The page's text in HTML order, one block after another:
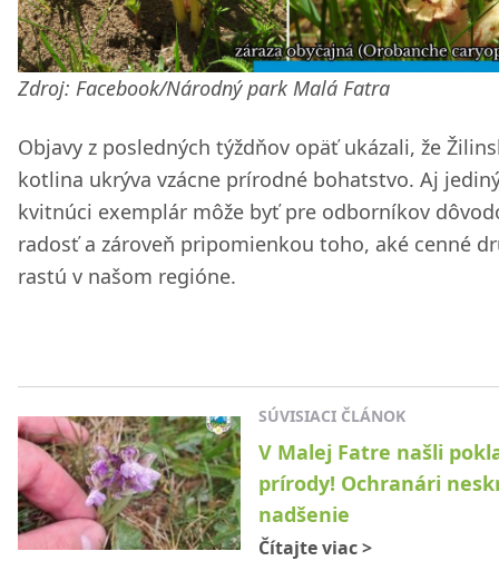
Zdroj: Facebook/Národný park Malá Fatra
Objavy z posledných týždňov opäť ukázali, že
kotlina ukrýva vzácne prírodné bohatstvo. Aj
kvitnúci exemplár môže byť pre odborníkov
radosť a zároveň pripomienkou toho, aké cenné
rastú v našom regióne.
SÚVISIACI ČLÁNOK
V Malej Fatre našli
prírody! Ochranári
nadšenie
Čítajte viac>